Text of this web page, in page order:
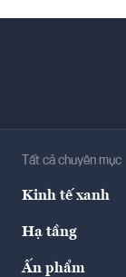
Tất cả chuyên mục
Kinh tế xanh
Hạ tầng
Ấn phẩm